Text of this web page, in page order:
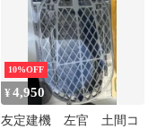
10%OFF
¥4,950
友定建機 左官 土間コ